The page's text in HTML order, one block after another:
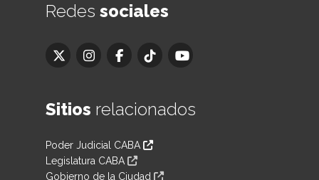
Redes sociales
Sitios relacionados
Poder Judicial CABA
Legislatura CABA
Gobierno de la Ciudad